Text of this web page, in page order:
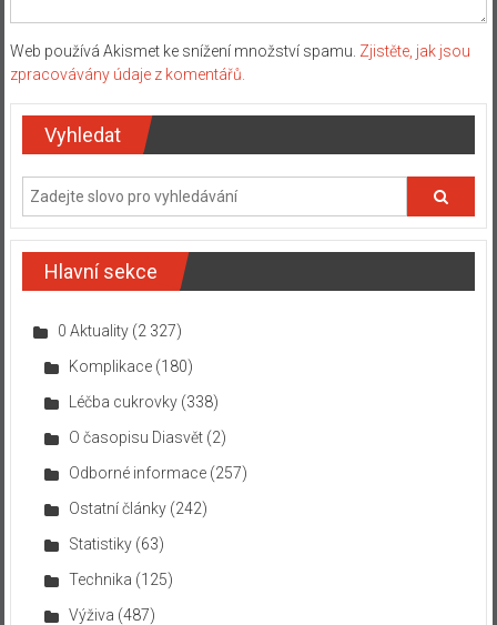
Web používá Akismet ke snížení množství spamu. Zjistěte, jak jsou
zpracovávány údaje z komentářů.
Vyhledat
Hlavní sekce
0 Aktuality(2 327)
Komplikace(180)
Léčba cukrovky(338)
O časopisu Diasvět(2)
Odborné informace(257)
Ostatní články(242)
Statistiky(63)
Technika (125)
Výživa (487)